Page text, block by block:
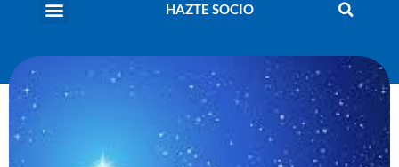
HAZTE SOCIO